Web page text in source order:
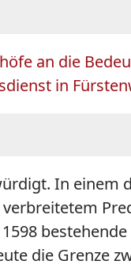
an die
in
In einem
die Grenze